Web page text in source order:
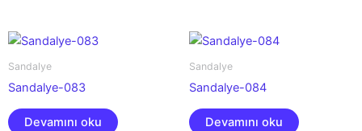
Sandalye
Sandalye-083
Devamını oku
Sandalye
Sandalye-084
Devamını oku